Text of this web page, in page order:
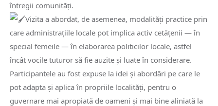
întregii comunități.
Vizita a abordat, de asemenea, modalități practice prin
care administrațiile locale pot implica activ cetățenii — în
special femeile — în elaborarea politicilor locale, astfel
încât vocile tuturor să fie auzite și luate în considerare.
Participantele au fost expuse la idei și abordări pe care le
pot adapta și aplica în propriile localități, pentru o
guvernare mai apropiată de oameni și mai bine aliniată la